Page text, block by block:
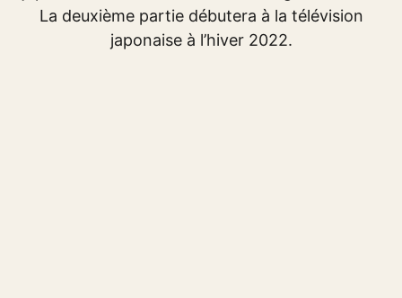
La deuxième partie débutera à la télévision
japonaise à l’hiver 2022.